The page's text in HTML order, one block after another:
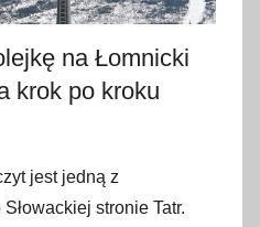
na Łomnicki
krok po kroku
jest jedną z
stronie Tatr.